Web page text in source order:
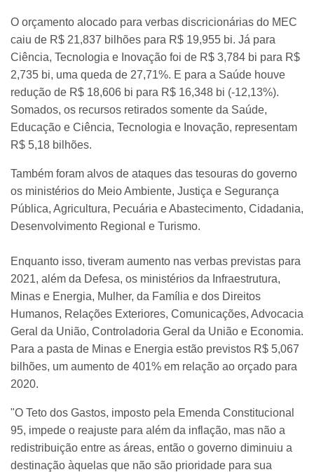
O orçamento alocado para verbas discricionárias do MEC
caiu de R$ 21,837 bilhões para R$ 19,955 bi. Já para
Ciência, Tecnologia e Inovação foi de R$ 3,784 bi para R$
2,735 bi, uma queda de 27,71%. E para a Saúde houve
redução de R$ 18,606 bi para R$ 16,348 bi (-12,13%).
Somados, os recursos retirados somente da Saúde,
Educação e Ciência, Tecnologia e Inovação, representam
R$ 5,18 bilhões.
Também foram alvos de ataques das tesouras do governo
os ministérios do Meio Ambiente, Justiça e Segurança
Pública, Agricultura, Pecuária e Abastecimento, Cidadania,
Desenvolvimento Regional e Turismo.
Enquanto isso, tiveram aumento nas verbas previstas para
2021, além da Defesa, os ministérios da Infraestrutura,
Minas e Energia, Mulher, da Família e dos Direitos
Humanos, Relações Exteriores, Comunicações, Advocacia
Geral da União, Controladoria Geral da União e Economia.
Para a pasta de Minas e Energia estão previstos R$ 5,067
bilhões, um aumento de 401% em relação ao orçado para
2020.
"O Teto dos Gastos, imposto pela Emenda Constitucional
95, impede o reajuste para além da inflação, mas não a
redistribuição entre as áreas, então o governo diminuiu a
destinação àquelas que não são prioridade para sua